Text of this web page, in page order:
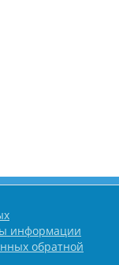
информации
обратной